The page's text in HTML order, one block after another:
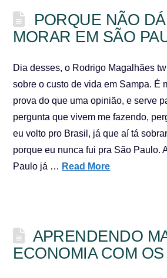
PORQUE NÃO
MORAR EM SÃO
Dia desses, o Rodrigo Magalhães
sobre o custo de vida em Sampa. É
prova do que uma opinião, e serve
pergunta que vivem me fazendo,
eu volto pro Brasil, já que aí tá
porque eu nunca fui pra São Paulo.
Paulo já … Read More
APRENDENDO
ECONOMIA COM